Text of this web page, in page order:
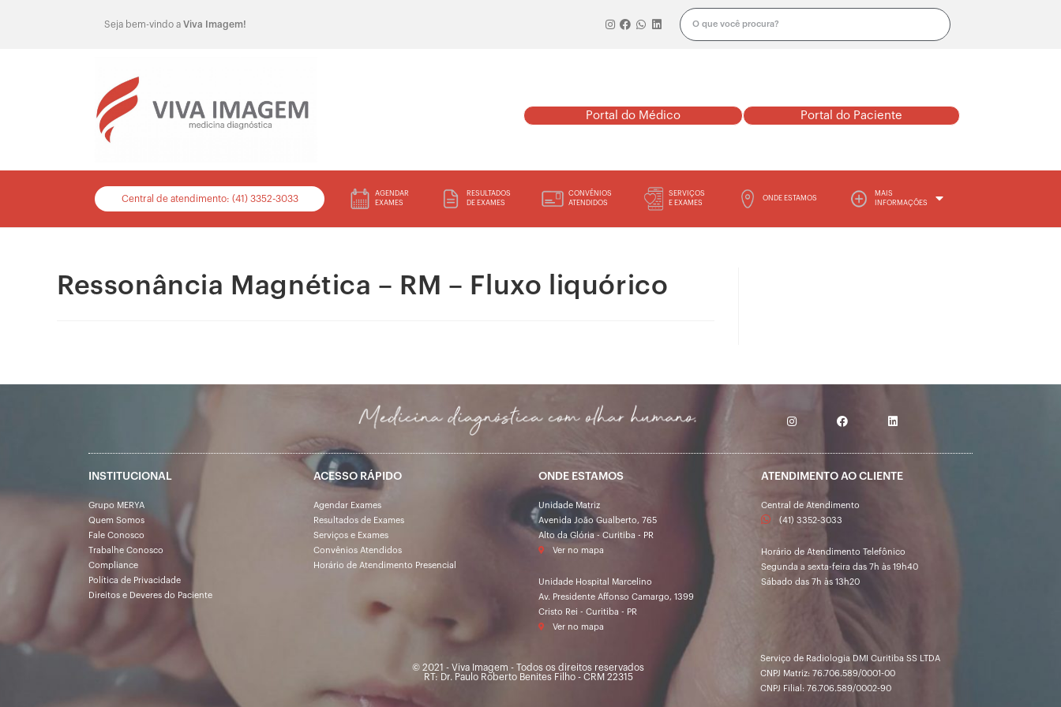
Seja bem-vindo a Viva Imagem!
Portal do Médico Portal do Paciente
Central de atendimento: (41) 3352-3033
AGENDAR
EXAMES
RESULTADOS
DE EXAMES
CONVÊNIOS
ATENDIDOS
SERVIÇOS
E EXAMES
ONDE ESTAMOS
MAIS
INFORMAÇÕES
Ressonância Magnética – RM – Fluxo liquórico
INSTITUCIONAL
Grupo MERYA
Quem Somos
Fale Conosco
Trabalhe Conosco
Compliance
Política de Privacidade
Direitos e Deveres do Paciente
ACESSO RÁPIDO
Agendar Exames
Resultados de Exames
Serviços e Exames
Convênios Atendidos
Horário de Atendimento Presencial
ONDE ESTAMOS
Unidade Matriz
Avenida João Gualberto, 765
Alto da Glória - Curitiba - PR
Ver no mapa
Unidade Hospital Marcelino
Av. Presidente Affonso Camargo, 1399
Cristo Rei - Curitiba - PR
Ver no mapa
ATENDIMENTO AO CLIENTE
Central de Atendimento
(41) 3352-3033
Horário de Atendimento Telefônico
Segunda a sexta-feira das 7h às 19h40
Sábado das 7h às 13h20
© 2021 - Viva Imagem - Todos os direitos reservados
RT: Dr. Paulo Roberto Benites Filho - CRM 22315
Serviço de Radiologia DMI Curitiba SS LTDA
CNPJ Matriz: 76.706.589/0001-00
CNPJ Filial: 76.706.589/0002-90